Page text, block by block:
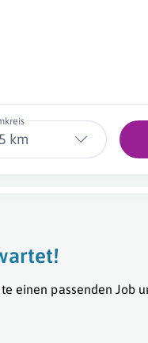
km
einen passenden Job